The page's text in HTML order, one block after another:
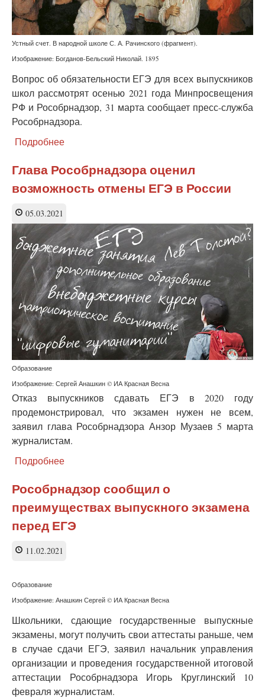
Устный счет. В народной школе С. А. Рачинского (фрагмент).
Изображение: Богданов-Бельский Николай. 1895
Вопрос об обязательности ЕГЭ для всех выпускников
школ рассмотрят осенью 2021 года Минпросвещения
РФ и Рособрнадзор, 31 марта сообщает пресс-служба
Рособрнадзора.
Подробнее
Рособрнадзоре
обсудят
отмену
Глава Рособрнадзора оценил
возможность отмены ЕГЭ в России
05.03.2021
Образование
Изображение: Сергей Анашкин © ИА Красная Весна
Отказ выпускников сдавать ЕГЭ в 2020 году
продемонстрировал, что экзамен нужен не всем,
заявил глава Рособрнадзора Анзор Музаев 5 марта
журналистам.
Подробнее
Рособрнадзора
оценил
возможность
отмены
ЕГЭ
Рособрнадзор сообщил о
преимуществах выпускного экзамена
перед ЕГЭ
11.02.2021
Образование
Изображение: Анашкин Сергей © ИА Красная Весна
Школьники, сдающие государственные выпускные
экзамены, могут получить свои аттестаты раньше, чем
в случае сдачи ЕГЭ, заявил начальник управления
организации и проведения государственной итоговой
аттестации Рособрнадзора Игорь Круглинский 10
февраля журналистам.